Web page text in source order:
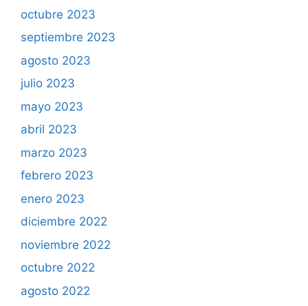
octubre 2023
septiembre 2023
agosto 2023
julio 2023
mayo 2023
abril 2023
marzo 2023
febrero 2023
enero 2023
diciembre 2022
noviembre 2022
octubre 2022
agosto 2022